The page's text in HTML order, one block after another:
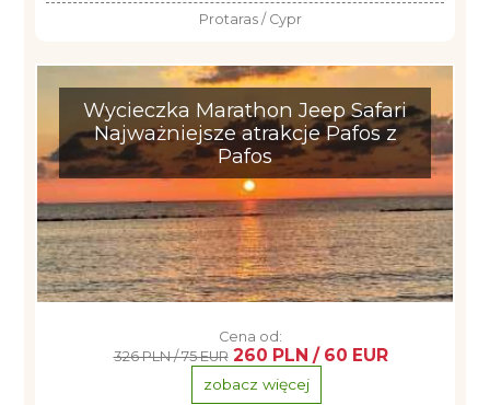
Protaras / Cypr
Wycieczka Marathon Jeep Safari
Najważniejsze atrakcje Pafos z
Pafos
Cena od:
326 PLN / 75 EUR 260 PLN / 60 EUR
zobacz więcej